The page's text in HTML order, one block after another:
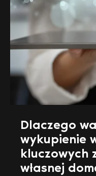
Dlaczego
wykupienie
kluczowych
własnej